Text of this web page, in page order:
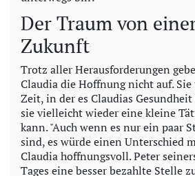
Der Traum von
Zukunft
Trotz aller Herausforderungen
Claudia die Hoffnung nicht auf.
Zeit, in der es Claudias
sie vielleicht wieder eine kleine
kann. "Auch wenn es nur ein paar
sind, es würde einen Unterschied
Claudia hoffnungsvoll. Peter
Tages eine besser bezahlte Stelle